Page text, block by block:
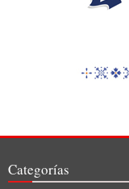
Categorías